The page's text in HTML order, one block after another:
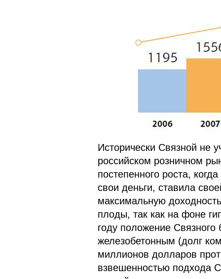
Исторически Связной не
российском розничном
постепенного роста,
свои деньги, ставила
максимальную
плоды, так как на фоне
году положение
железобетонным (долг
миллионов долларов
взвешенностью подхода